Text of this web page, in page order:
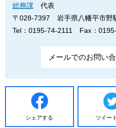
総務課
代表
〒028-7397
岩手県八幡平市野
Tel：0195-74-2111
Fax：
メールでのお問い
シェアする ツイー